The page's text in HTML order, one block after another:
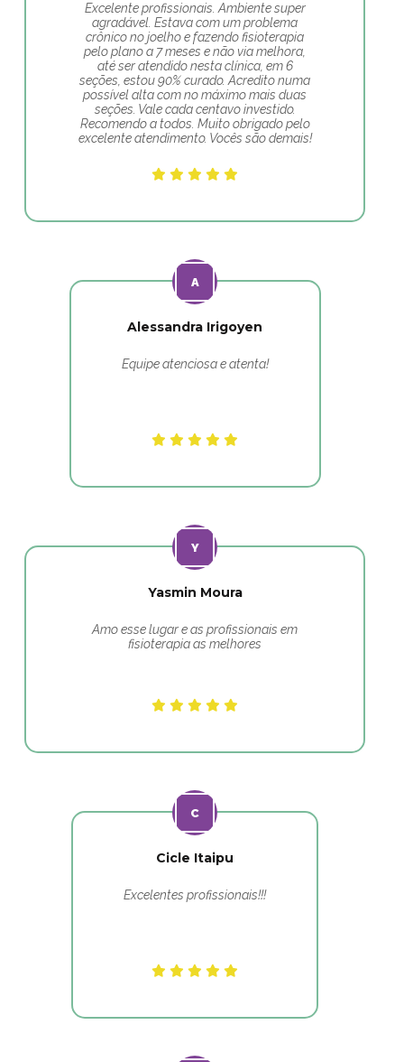
Excelente profissionais. Ambiente super
agradável. Estava com um problema
crônico no joelho e fazendo fisioterapia
pelo plano a 7 meses e não via melhora,
até ser atendido nesta clínica, em 6
seções, estou 90% curado. Acredito numa
possível alta com no máximo mais duas
seções. Vale cada centavo investido.
Recomendo a todos. Muito obrigado pelo
excelente atendimento. Vocês são demais!
Alessandra Irigoyen
Equipe atenciosa e atenta!
Yasmin Moura
Amo esse lugar e as profissionais em
fisioterapia as melhores
Cicle Itaipu
Excelentes profissionais!!!